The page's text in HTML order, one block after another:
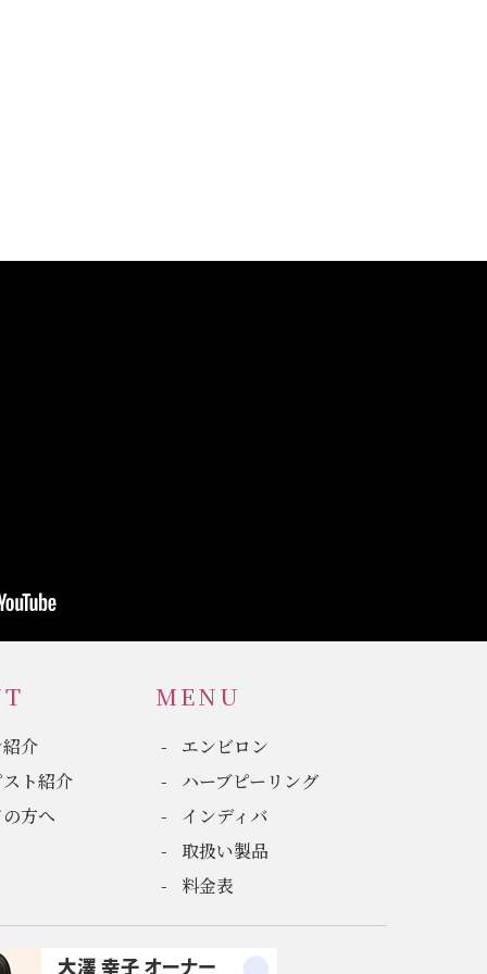
介
ト紹介
方へ
MENU
エンビロン
ハーブピーリング
インディバ
取扱い製品
料金表